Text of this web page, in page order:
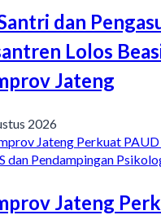
dan
Lolos
Jateng
2026
Jateng